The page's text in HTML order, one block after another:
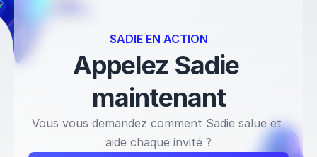
SADIE EN ACTION
Appelez Sadie
maintenant
Vous vous demandez comment Sadie salue et
aide chaque invité ?